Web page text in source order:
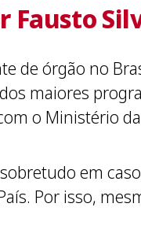
Fausto
de órgão no
maiores
o Ministério
em
Por isso,